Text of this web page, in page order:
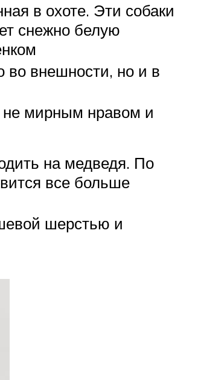
в охоте. Эти собаки
снежно белую
во внешности, но и в
не мирным нравом и
на медведя. По
все больше
шерстью и